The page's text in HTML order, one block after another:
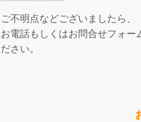
ご不明点などございましたら、
お電話もしくはお問合せフォー
ださい。